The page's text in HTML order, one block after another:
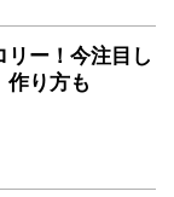
ー！今注目し
作り方も